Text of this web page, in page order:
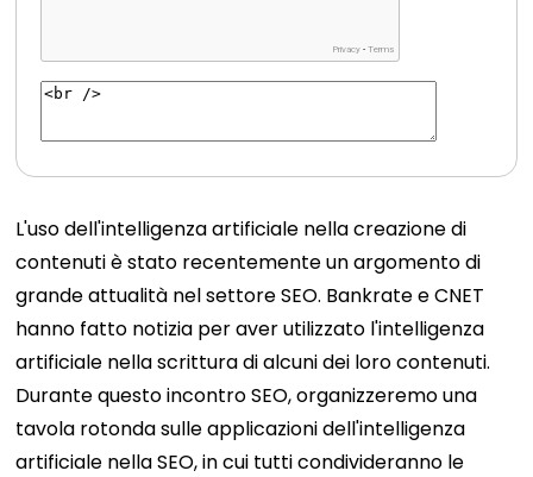
L'uso dell'intelligenza artificiale nella creazione di
contenuti è stato recentemente un argomento di
grande attualità nel settore SEO. Bankrate e CNET
hanno fatto notizia per aver utilizzato l'intelligenza
artificiale nella scrittura di alcuni dei loro contenuti.
Durante questo incontro SEO, organizzeremo una
tavola rotonda sulle applicazioni dell'intelligenza
artificiale nella SEO, in cui tutti condivideranno le